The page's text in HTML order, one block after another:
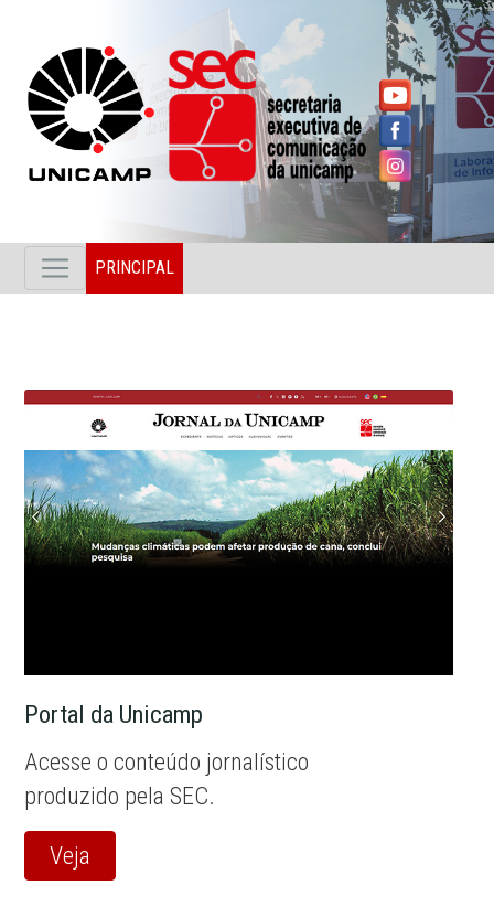
PRINCIPAL
Portal da Unicamp
Acesse o conteúdo jornalístico
produzido pela SEC.
Veja